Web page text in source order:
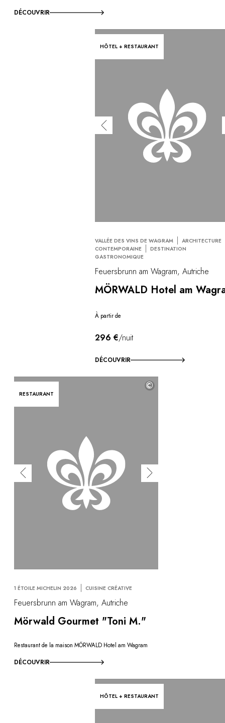
DÉCOUVRIR
HÔTEL + RESTAURANT
VALLÉE DES VINS DE WAGRAM
ARCHITECTURE
CONTEMPORAINE
DESTINATION
GASTRONOMIQUE
Feuersbrunn am Wagram, Autriche
MÖRWALD Hotel am
À partir de
296 €/nuit
DÉCOUVRIR
RESTAURANT
©
1 ÉTOILE MICHELIN 2026 CUISINE CRÉATIVE
Feuersbrunn am Wagram, Autriche
Mörwald Gourmet "Toni M."
Restaurant de la maison MÖRWALD Hotel am Wagram
DÉCOUVRIR
HÔTEL + RESTAURANT